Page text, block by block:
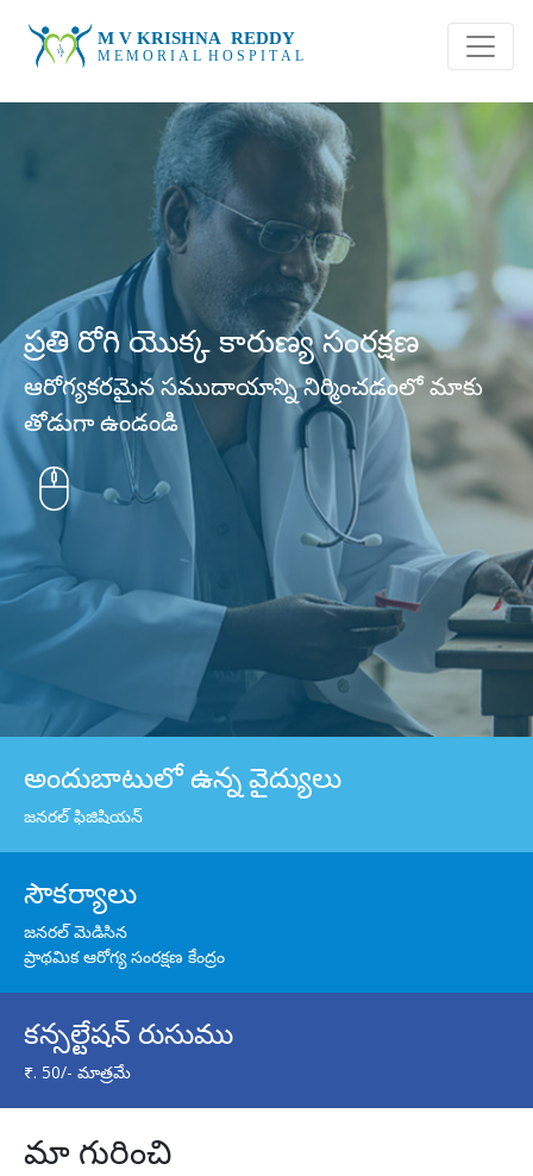
ప్రతి రోగి యొక్క కారుణ్య సంరక్షణ
ఆరోగ్యకరమైన సముదాయాన్ని నిర్మించడంలో మాకు
తోడుగా ఉండండి
అందుబాటులో ఉన్న వైద్యులు
జనరల్ ఫిజిషియన్
సౌకర్యాలు
జనరల్ మెడిసిన
ప్రాథమిక ఆరోగ్య సంరక్షణ కేంద్రం
కన్సల్టేషన్ రుసుము
₹. 50/- మాత్రమే
మా గురించి